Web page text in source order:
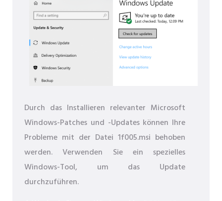
Durch das Installieren relevanter Microsoft
Windows-Patches und -Updates können Ihre
Probleme mit der Datei 1f005.msi behoben
werden. Verwenden Sie ein spezielles
Windows-Tool, um das Update
durchzuführen.